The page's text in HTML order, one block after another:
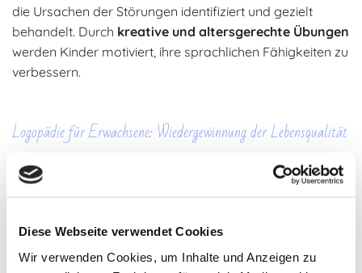
Diese Webseite verwendet Cookies
Wir verwenden Cookies, um Inhalte und Anzeigen zu
die Ursachen der Störungen identifiziert und gezielt
behandelt. Durch kreative und altersgerechte Übungen
werden Kinder motiviert, ihre sprachlichen Fähigkeiten zu
verbessern.
Logopädie für Erwachsene: Wiedergewinnung der Lebensqualität
Sprachstörungen nach Schlaganfällen und anderen
Erkrankungen
infolge neurologischer Erkrankungenwie